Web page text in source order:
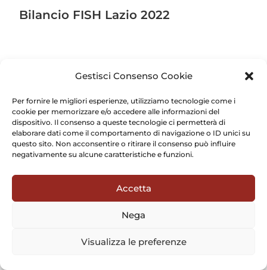
Gestisci Consenso Cookie
Per fornire le migliori esperienze, utilizziamo tecnologie come i
cookie per memorizzare e/o accedere alle informazioni del
dispositivo. Il consenso a queste tecnologie ci permetterà di
elaborare dati come il comportamento di navigazione o ID unici su
questo sito. Non acconsentire o ritirare il consenso può influire
negativamente su alcune caratteristiche e funzioni.
Accetta
Nega
Visualizza le preferenze
Bilancio FISH Lazio 2022
Copyright 2024 Fish Lazio APS CF 97237560582